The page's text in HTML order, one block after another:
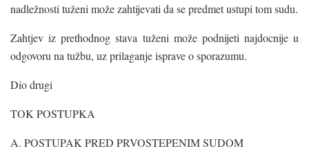
nadležnosti tuženi može zahtijevati da se predmet ustupi tom sudu.
Zahtjev iz prethodnog stava tuženi može podnijeti najdocnije u
odgovoru na tužbu, uz prilaganje isprave o sporazumu.
Dio drugi
TOK POSTUPKA
A. POSTUPAK PRED PRVOSTEPENIM SUDOM